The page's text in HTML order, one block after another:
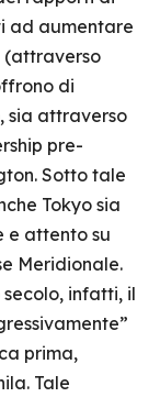
ad aumentare
(attraverso
di
sia attraverso
pre-
Sotto tale
Tokyo sia
e attento su
Meridionale.
secolo, infatti, il
prima,
Tale